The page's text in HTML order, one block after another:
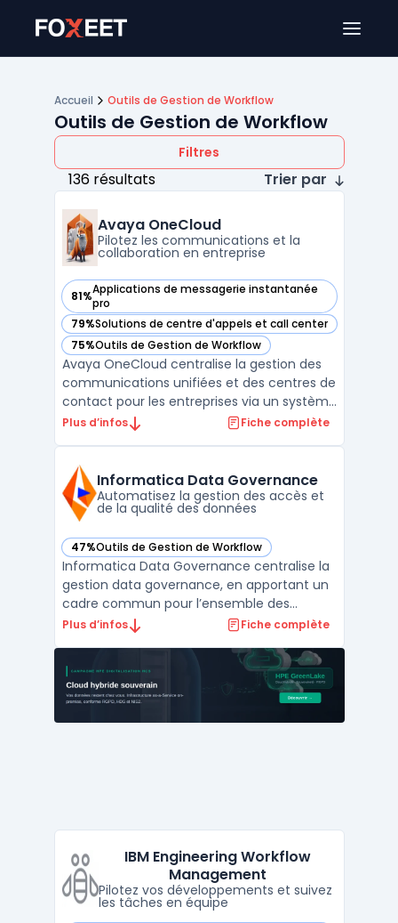
Accueil Outils de Gestion de Workflow
Outils de Gestion de Workflow
Filtres
136 résultats Trier par
Avaya OneCloud
Pilotez les communications et la
collaboration en entreprise
81%Applications de messagerie instantanée
pro
— voir Avaya OneCloud dans cette catégorie
79%Solutions de centre d'appels et call center
— voir Avaya OneCloud dans cette catégorie
75%Outils de Gestion de Workflow
— voir Avaya OneCloud dans cette catégorie
Avaya OneCloud centralise la gestion des
communications unifiées et des centres de
contact pour les entreprises via un système
d’abonnement. Les organisations disposent
coûts. Ce service permet de déployer des
outil ...
Plus d’infos Fiche complète
Informatica Data Governance
Automatisez la gestion des accès et
de la qualité des données
47%Outils de Gestion de Workflow
— voir Informatica Data Governance dans cette catégorie
Informatica Data Governance centralise la
gestion data governance, en apportant un
cadre commun pour l’ensemble des
acteurs et systèmes répartis dans
l’environnement cloud IDMC, permettant
ainsi la constitution d’un référentiel unique
de métadonnées pour tous le ...
Plus d’infos Fiche complète
IBM Engineering Workflow
Management
Pilotez vos développements et suivez
les tâches en équipe